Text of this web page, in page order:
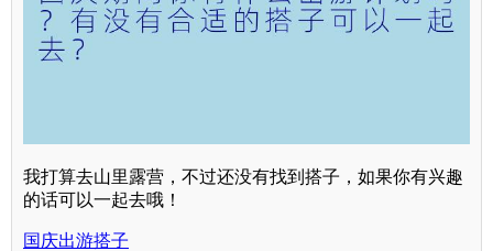
我打算去山里露营，不过还没有找到搭子，如果你有兴趣
的话可以一起去哦！
国庆出游搭子